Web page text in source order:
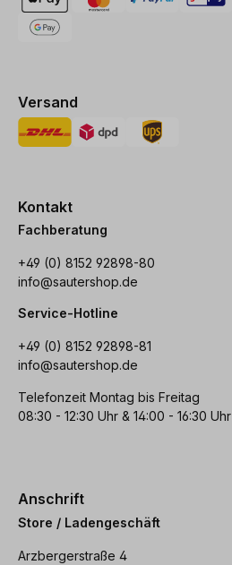
Versand
Kontakt
Fachberatung
+49 (0) 8152 92898-80
info@sautershop.de
Service-Hotline
+49 (0) 8152 92898-81
info@sautershop.de
Telefonzeit Montag bis Freitag
08:30 - 12:30 Uhr & 14:00 - 16:30 Uhr
Anschrift
Store / Ladengeschäft
Arzbergerstraße 4